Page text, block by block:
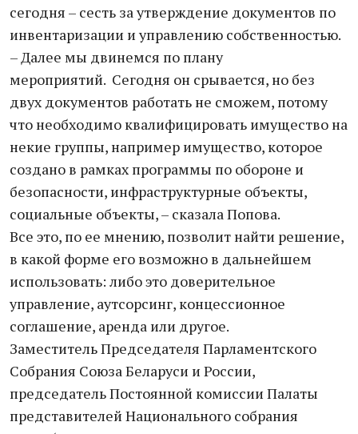
сегодня – сесть за утверждение документов по
инвентаризации и управлению собственностью.
– Далее мы двинемся по плану
мероприятий. Сегодня он срывается, но без
двух документов работать не сможем, потому
что необходимо квалифицировать имущество на
некие группы, например имущество, которое
создано в рамках программы по обороне и
безопасности, инфраструктурные объекты,
социальные объекты, – сказала Попова.
Все это, по ее мнению, позволит найти решение,
в какой форме его возможно в дальнейшем
использовать: либо это доверительное
управление, аутсорсинг, концессионное
соглашение, аренда или другое.
Заместитель Председателя Парламентского
Собрания Союза Беларуси и России,
председатель Постоянной комиссии Палаты
представителей Национального собрания